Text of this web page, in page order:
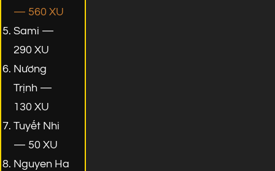
— 560 XU
Sami —
290 XU
Nương
Trịnh —
130 XU
Tuyết Nhi
— 50 XU
Nguyen Ha